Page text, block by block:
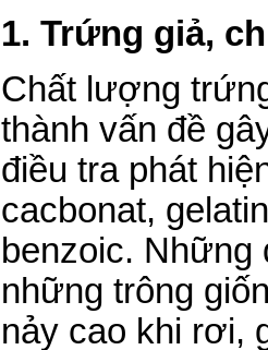
1. Trứng giả,
Chất lượng
thành vấn đề
điều tra phát
cacbonat,
benzoic. Những
những trông
nảy cao khi rơi,